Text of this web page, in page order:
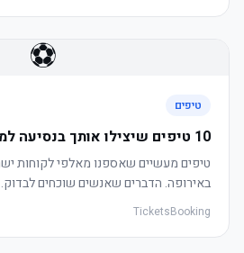
⚽
טיפים
10 טיפים שיצילו אותך בנסיעה למשחק כדורגל בחו"ל
טיפים מעשיים שאספנו מאלפי לקוחות
באירופה. הדברים שאנשים שוכחים לבדוק.
TicketsBooking